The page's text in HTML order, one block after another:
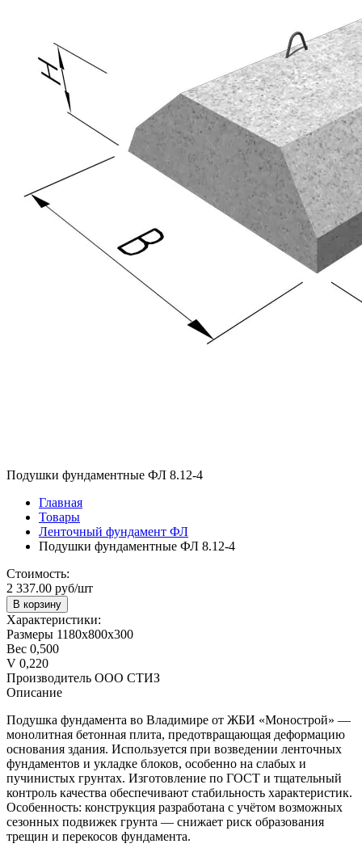
Подушки фундаментные ФЛ 8.12-4
Главная
Товары
Ленточный фундамент ФЛ
Подушки фундаментные ФЛ 8.12-4
Стоимость:
2 337.00 руб/шт
В корзину
Характеристики:
Размеры 1180х800х300
Вес 0,500
V 0,220
Производитель ООО СТИЗ
Описание
Подушка фундамента во Владимире от ЖБИ «Монострой» —
монолитная бетонная плита, предотвращающая деформацию
основания здания. Используется при возведении ленточных
фундаментов и укладке блоков, особенно на слабых и
пучинистых грунтах. Изготовление по ГОСТ и тщательный
контроль качества обеспечивают стабильность характеристик.
Особенность: конструкция разработана с учётом возможных
сезонных подвижек грунта — снижает риск образования
трещин и перекосов фундамента.